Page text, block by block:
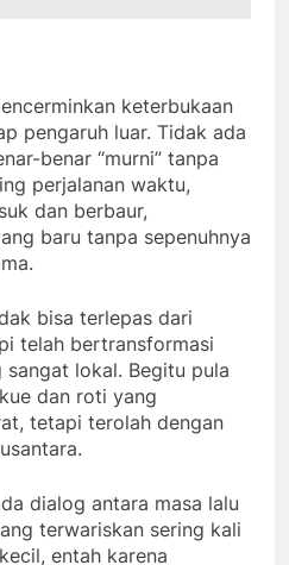
keterbukaan
pengaruh luar. Tidak ada
benar “murni” tanpa
perjalanan waktu,
dan berbaur,
baru tanpa sepenuhnya
bisa terlepas dari
telah bertransformasi
sangat lokal. Begitu pula
dan roti yang
tetapi terolah dengan
dialog antara masa lalu
terwariskan sering kali
entah karena